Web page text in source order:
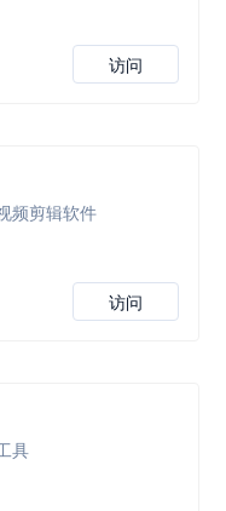
访问
频剪辑软件
访问
具